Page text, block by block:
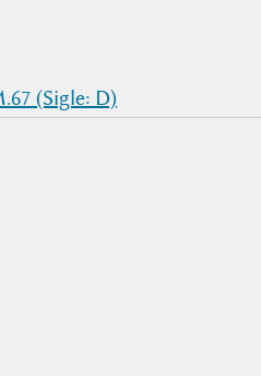
(Sigle: D)